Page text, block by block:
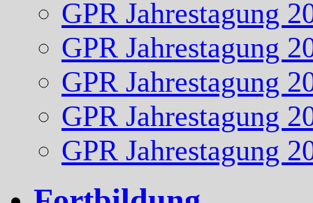
GPR Jahrestagung
GPR Jahrestagung
GPR Jahrestagung
GPR Jahrestagung
GPR Jahrestagung